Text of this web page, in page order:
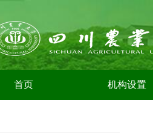
首页 机构设置